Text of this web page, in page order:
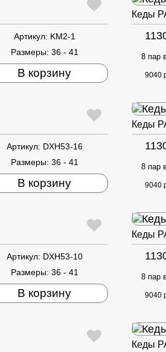
Артикул: KM2-1
Размеры: 36 - 41
В корзину
Кеды
8 пар
9040
Артикул: DXH53-16
Размеры: 36 - 41
В корзину
Кеды
8 пар
9040
Артикул: DXH53-10
Размеры: 36 - 41
В корзину
Кеды
8 пар
9040
Кеды